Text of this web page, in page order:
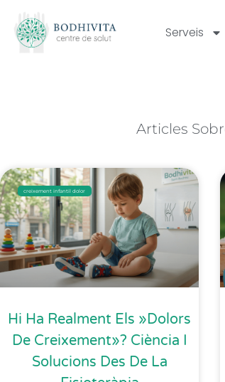
Serveis
Articles
creixement infantil dolor
Hi Ha Realment Els »dolors
De Creixement»? Ciència I
Solucions Des De La